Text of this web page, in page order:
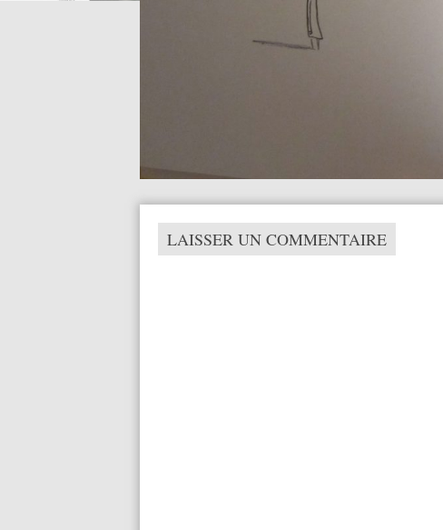
LAISSER UN COMMENTAIRE